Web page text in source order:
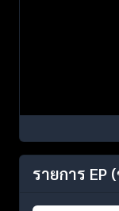
รายการ EP